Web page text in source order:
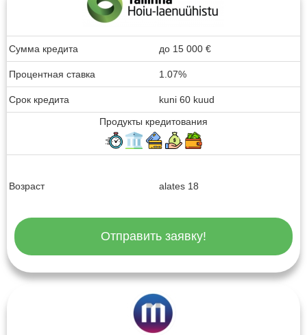
Сумма кредита до 15 000 €
Процентная ставка 1.07%
Срок кредита
kuni 60 kuud
Продукты кредитования
Возраст alates 18
Отправить заявку!